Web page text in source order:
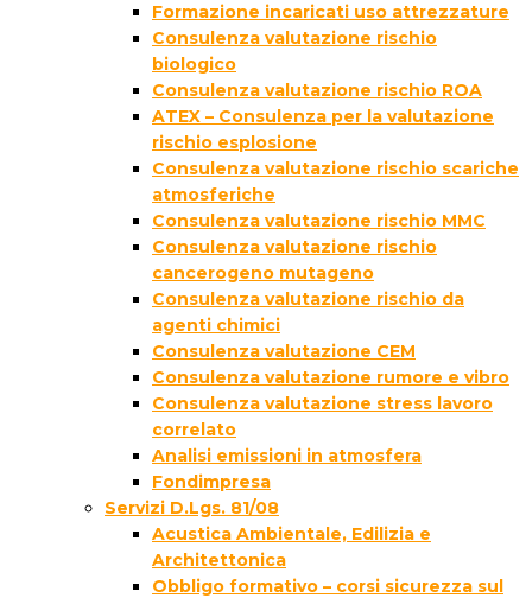
Formazione incaricati uso attrezzature
Consulenza valutazione rischio
biologico
Consulenza valutazione rischio ROA
ATEX – Consulenza per la valutazione
rischio esplosione
Consulenza valutazione rischio scariche
atmosferiche
Consulenza valutazione rischio MMC
Consulenza valutazione rischio
cancerogeno mutageno
Consulenza valutazione rischio da
agenti chimici
Consulenza valutazione CEM
Consulenza valutazione rumore e vibro
Consulenza valutazione stress lavoro
correlato
Analisi emissioni in atmosfera
Fondimpresa
Servizi D.Lgs. 81/08
Acustica Ambientale, Edilizia e
Architettonica
Obbligo formativo – corsi sicurezza sul